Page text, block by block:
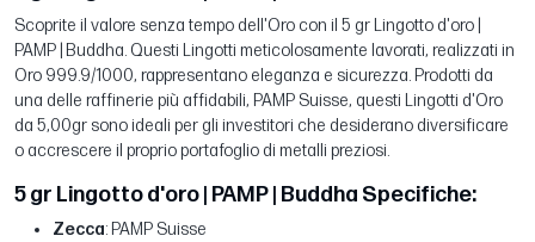
Scoprite il valore senza tempo dell'Oro con il 5 gr Lingotto d'oro |
PAMP | Buddha. Questi Lingotti meticolosamente lavorati, realizzati in
Oro 999.9/1000, rappresentano eleganza e sicurezza. Prodotti da
una delle raffinerie più affidabili, PAMP Suisse, questi Lingotti d'Oro
da 5,00gr sono ideali per gli investitori che desiderano diversificare
o accrescere il proprio portafoglio di metalli preziosi.
5 gr Lingotto d'oro | PAMP | Buddha Specifiche:
Zecca: PAMP Suisse